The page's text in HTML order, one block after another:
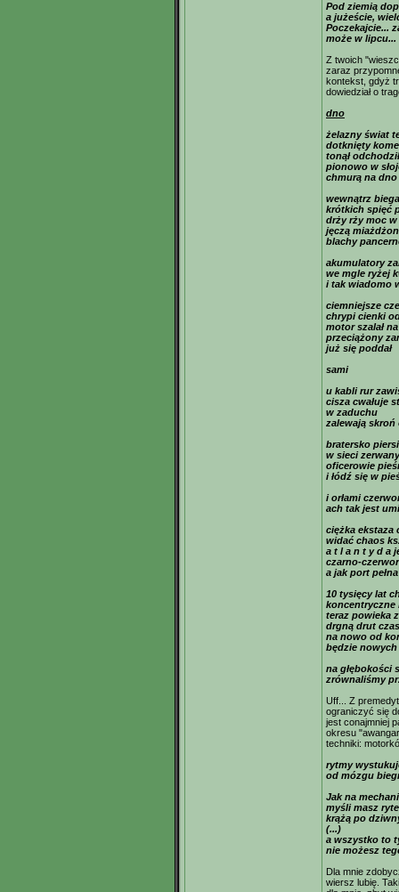
Pod ziemią
a jużeście,
Poczekajcie...
może w lipcu...
Z twoich
zaraz
kontekst, gdyż
dowiedział o
dno
żelazny świat
dotknięty
tonął odchodził
pionowo w
chmurą na dno
wewnątrz
krótkich spięć
drży rży moc
jęczą
blachy
akumulatory
we mgle ryżej
i tak wiadomo
ciemniejsze
chrypi cienki
motor szalał
przeciążony
już się poddał
sami
u kabli rur
cisza cwałuje
w zaduchu
zalewają
bratersko
w sieci
oficerowie
i łódź się w
i orłami
ach tak jest
ciężka ekstaza
widać chaos
a t l a n t y d a
czarno-
a jak port
10 tysięcy lat
koncentryczne
teraz powieka
drgną drut czas
na nowo od
będzie
na głębokości
zrównaliśmy
Uff... Z
ograniczyć się
jest conajmniej
okresu
techniki:
rytmy
od mózgu
Jak na
myśli masz
krążą po
(...)
a wszystko to
nie możesz
Dla mnie
wiersz lubię.